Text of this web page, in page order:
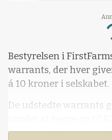
Bestyrelsen i
warrants, der hver
á 10 kroner i selskabet.
De udstedte warrants
selskabet. Det oplyser